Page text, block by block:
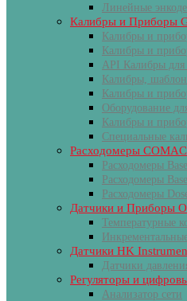
Линейные
Калибры и Приборы
Калибры и
Калибры и
API Калибры для
Калибры,
Калибры и
Оборудование
Калибры и
Специальные
Расходомеры COMAC
Расходомеры
Расходомеры
Расходомеры
Датчики и Приборы
Температурные
Датчики HK
Датчики
Регуляторы и
Анализатор сети